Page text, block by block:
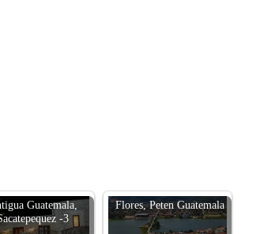
Guatemala,
-3
Flores, Peten Guatemala